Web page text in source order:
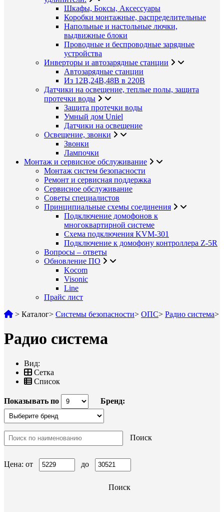
Шкафы, Боксы, Аксессуары
Коробки монтажные, распределительные
Напольные и настольные лючки,
выдвижные блоки
Проводные и беспроводные зарядные
устройства
Инверторы и автозарядные станции
Автозарядные станции
Из 12В,24В,48В в 220В
Датчики на освещение, теплые полы, защита
протечки воды
Защита протечки воды
Умный дом Uniel
Датчики на освещение
Освещение, звонки
Звонки
Лампочки
Монтаж и сервисное обслуживание
Монтаж систем безопасности
Ремонт и сервисная поддержка
Сервисное обслуживание
Советы специалистов
Принципиальные схемы соединения
Подключение домофонов к
многоквартирной системе
Схема подключения KVM-301
Подключение к домофону контроллера Z-5R
Вопросы – ответы
Обновление ПО
Kocom
Visonic
Line
Прайс лист
> Каталог> Системы безопасности> ОПС> Радио система>
Радио система
Вид:
Сетка
Список
Показывать по Бренд:
Поиск
Цена: от до
Поиск